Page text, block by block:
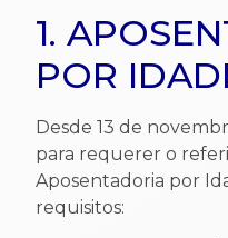
1.
POR
Desde 13 de
para requerer o
Aposentadoria por
requisitos: